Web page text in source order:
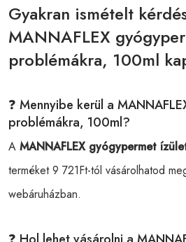
Gyakran ismételt
MANNAFLEX
problémákra, 100ml
❓ Mennyibe kerül a
problémákra, 100ml?
A MANNAFLEX gyógypermet
terméket 9 721Ft-tól vásárolhatod
webáruházban.